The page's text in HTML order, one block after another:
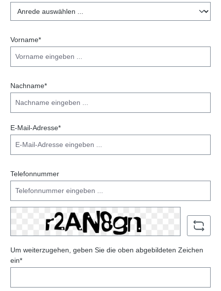
Vorname*
Nachname*
E-Mail-Adresse*
Telefonnummer
Um weiterzugehen, geben Sie die oben abgebildeten Zeichen
ein*